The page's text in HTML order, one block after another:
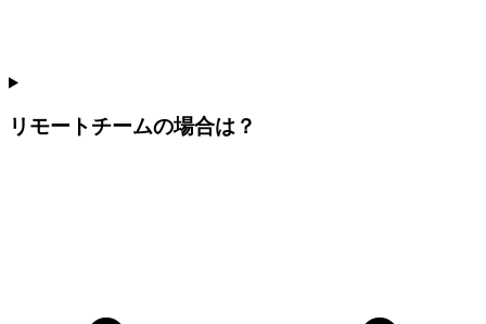
リモートチームの場合は？